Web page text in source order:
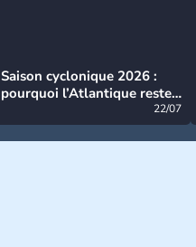
Saison cyclonique 2026 :
pourquoi l’Atlantique reste
22/07